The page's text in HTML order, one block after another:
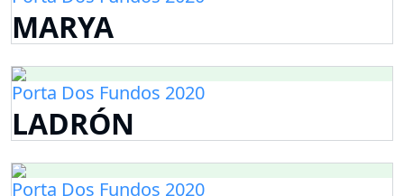
MARYA
Porta Dos Fundos 2020
LADRÓN
Porta Dos Fundos 2020